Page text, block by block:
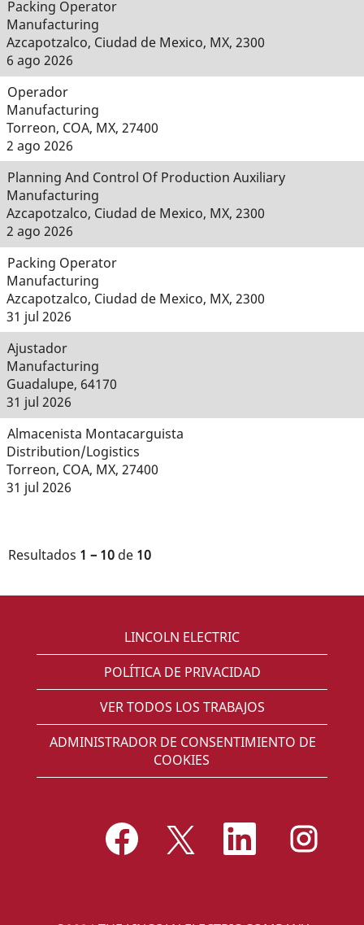
Packing Operator
Manufacturing
Azcapotzalco, Ciudad de Mexico, MX, 2300
6 ago 2026
Operador
Manufacturing
Torreon, COA, MX, 27400
2 ago 2026
Planning And Control Of Production Auxiliary
Manufacturing
Azcapotzalco, Ciudad de Mexico, MX, 2300
2 ago 2026
Packing Operator
Manufacturing
Azcapotzalco, Ciudad de Mexico, MX, 2300
31 jul 2026
Ajustador
Manufacturing
Guadalupe, 64170
31 jul 2026
Almacenista Montacarguista
Distribution/Logistics
Torreon, COA, MX, 27400
31 jul 2026
Resultados 1 – 10 de 10
LINCOLN ELECTRIC
POLÍTICA DE PRIVACIDAD
VER TODOS LOS TRABAJOS
ADMINISTRADOR DE CONSENTIMIENTO DE
COOKIES
S
e
a
S
e
a
S
a
e
a